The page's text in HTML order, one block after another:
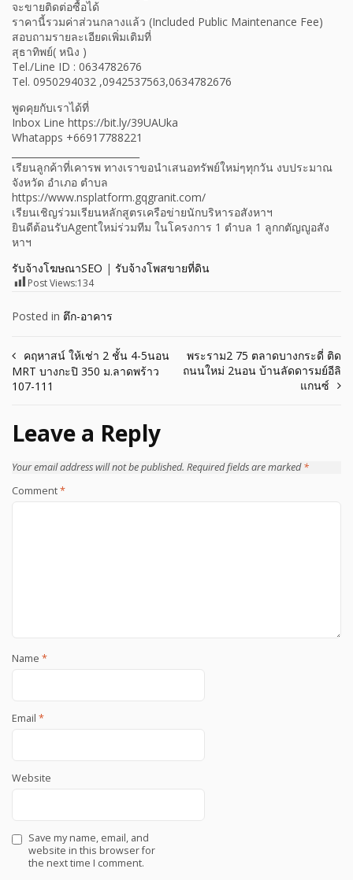
จะขายติดต่อซื้อได้
ราคานี้รวมค่าส่วนกลางแล้ว (Included Public Maintenance Fee)
สอบถามรายละเอียดเพิ่มเติมที่
สุธาทิพย์( หนิง )
Tel./Line ID : 0634782676
Tel. 0950294032 ,0942537563,0634782676
พูดคุยกับเราได้ที่
Inbox Line https://bit.ly/39UAUka
Whatapps +66917788221
เรียนลูกค้าที่เคารพ ทางเราขอนำเสนอทรัพย์ใหม่ๆทุกวัน งบประมาณ
จังหวัด อำเภอ ตำบล
https://www.nsplatform.gqgranit.com/
เรียนเชิญร่วมเรียนหลักสูตรเครือข่ายนักบริหารอสังหาฯ
ยินดีต้อนรับAgentใหม่ร่วมทีม ในโครงการ 1 ตำบล 1 ลูกกตัญญูอสัง
หาฯ
รับจ้างโฆษณาSEO | รับจ้างโพสขายที่ดิน
Post Views:134
Posted in ตึก-อาคาร
Post
navigation
คฤหาสน์ ให้เช่า 2 ชั้น 4-5นอน
MRT บางกะปิ 350 ม.ลาดพร้าว
107-111
พระราม2 75 ตลาดบางกระดี่ ติด
ถนนใหม่ 2นอน บ้านลัดดารมย์อีลิ
แกนซ์
Leave a Reply
Your email address will not be published. Required fields are marked*
Comment*
Name *
Email *
Website
Save my name, email, and
website in this browser for
the next time I comment.